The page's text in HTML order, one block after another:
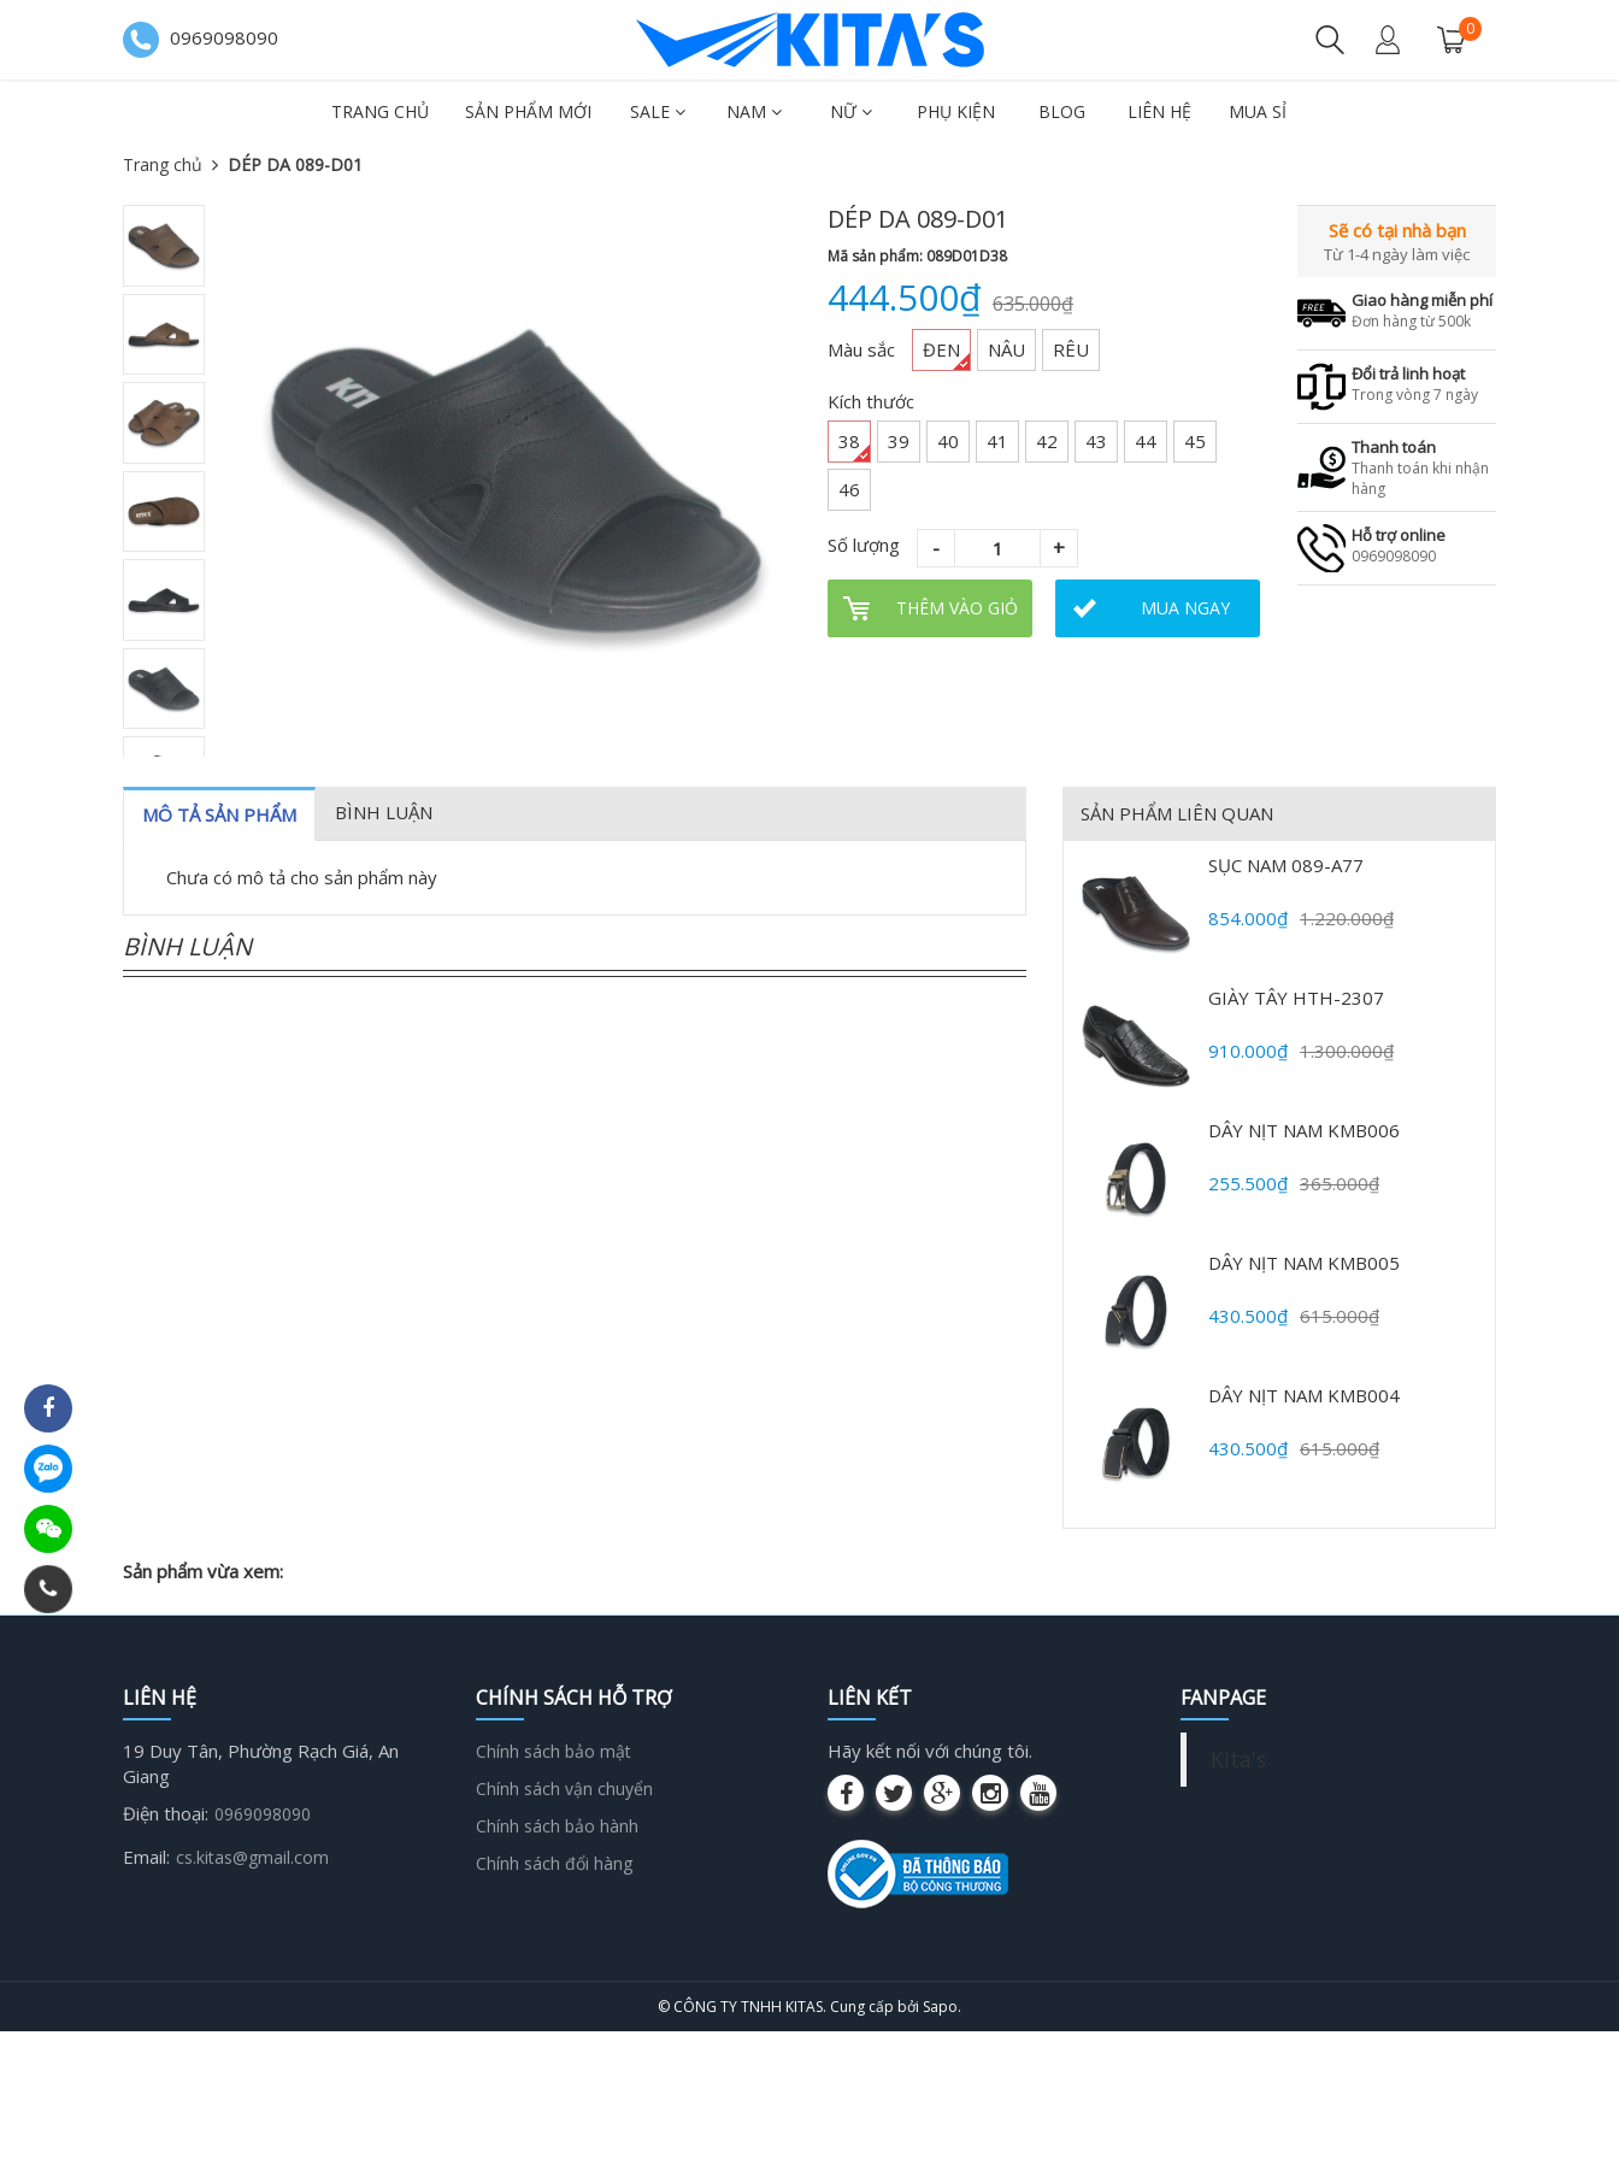
0969098090 0
TRANG CHỦ SẢN PHẨM MỚI SALE NAM NỮ PHỤ KIỆN BLOG LIÊN HỆ MUA SỈ
Trang chủ DÉP DA 089-D01
DÉP DA 089-D01
Mã sản phẩm: 089D01D38
444.500₫ 635.000₫
Màu sắc ĐEN NÂU RÊU
Kích thước
38
39 40 41 42 43 44
45
46
Số lượng
THÊM VÀO GIỎ MUA NGAY
Sẽ có tại nhà bạn
Từ 1-4 ngày làm việc
Giao hàng miễn phí
Đơn hàng từ 500k
Đổi trả linh hoạt
Trong vòng 7 ngày
Thanh toán
Thanh toán khi nhận
hàng
Hỗ trợ online
0969098090
MÔ TẢ SẢN PHẨM BÌNH LUẬN
Chưa có mô tả cho sản phẩm này
BÌNH LUẬN
SẢN PHẨM LIÊN QUAN
SỤC NAM 089-A77
854.000₫ 1.220.000₫
GIÀY TÂY HTH-2307
910.000₫ 1.300.000₫
DÂY NỊT NAM KMB006
255.500₫ 365.000₫
DÂY NỊT NAM KMB005
430.500₫ 615.000₫
DÂY NỊT NAM KMB004
430.500₫ 615.000₫
Sản phẩm vừa xem:
LIÊN HỆ
19 Duy Tân, Phường Rạch Giá, An
Giang
Điện thoại: 0969098090
Email: cs.kitas@gmail.com
CHÍNH SÁCH HỖ TRỢ
Chính sách bảo mật
Chính sách vận chuyển
Chính sách bảo hành
Chính sách đổi hàng
LIÊN KẾT
Hãy kết nối với chúng tôi.
FANPAGE
© CÔNG TY TNHH KITAS. Cung cấp bởi Sapo.